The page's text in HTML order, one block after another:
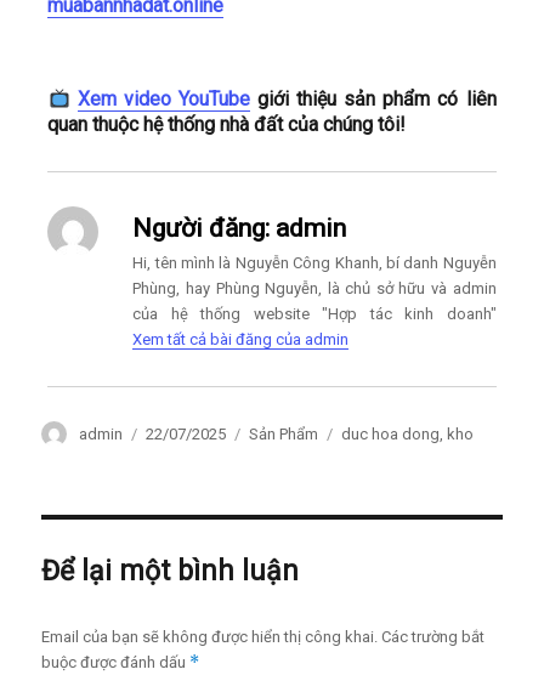
muabannhadat.online
Xem video YouTubegiới thiệu sản phẩm có liên
quan thuộc hệ thống nhà đất của chúng tôi!
Người đăng: admin
Hi, tên mình là Nguyễn Công Khanh, bí danh Nguyễn
Phùng, hay Phùng Nguyễn, là chủ sở hữu và admin
của hệ thống website "Hợp tác kinh doanh"
Xem tất cả bài đăng của admin
Author
admin
Posted
22/07/2025 Categories
Sản Phẩm Tags
duc hoa dong, kho
Để lại một bình luận
Email của bạn sẽ không được hiển thị công khai. Các trường bắt
buộc được đánh dấu *